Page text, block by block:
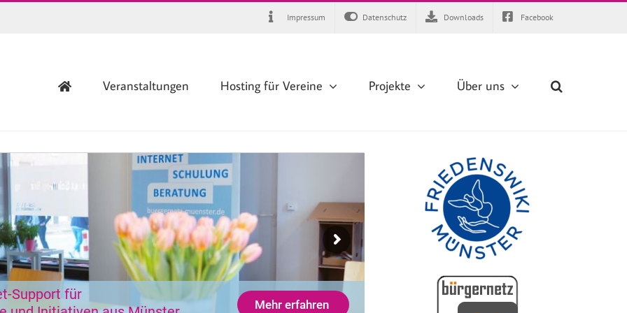
Impressum Datenschutz Downloads Facebook
Veranstaltungen Hosting für Vereine Projekte Über uns
Mehr erfahren
Support für